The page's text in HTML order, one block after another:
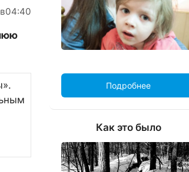
в04:40
Подробнее
Как это было